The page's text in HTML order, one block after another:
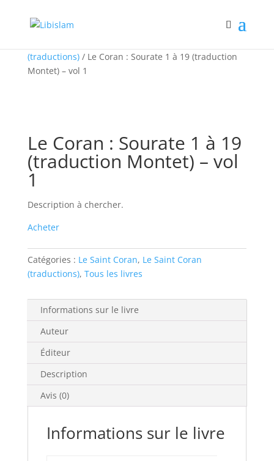
(traductions)/ Le Coran : Sourate 1 à 19 (traduction
Montet) – vol 1
Le Coran : Sourate 1 à 19
(traduction Montet) – vol
1
Description à chercher.
Acheter
Catégories : Le Saint Coran, Le Saint Coran
(traductions), Tous les livres
Informations sur le livre
Auteur
Éditeur
Description
Avis (0)
Informations sur le livre